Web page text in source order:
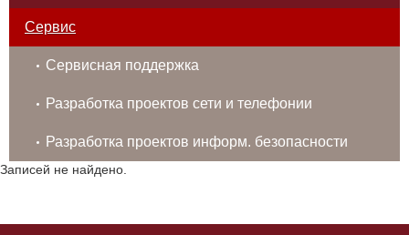
Сервис
Сервисная поддержка
Разработка проектов сети и телефонии
Разработка проектов информ. безопасности
Записей не найдено.